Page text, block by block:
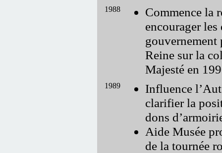
1988
Commence la
encourager les
gouvernement
Reine sur la
Majesté en
1989
Influence
clarifier la
dons
Aide Musée
de la tournée